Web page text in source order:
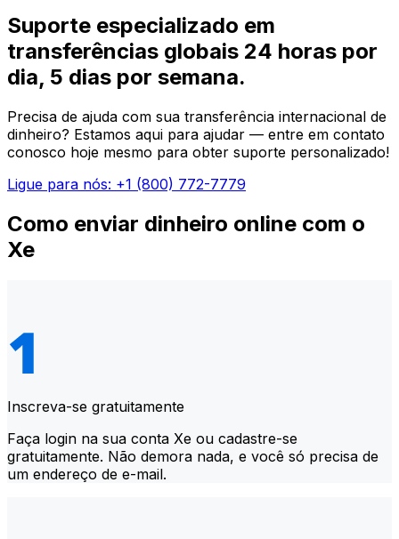
Suporte especializado em
transferências globais 24 horas por
dia, 5 dias por semana.
Precisa de ajuda com sua transferência internacional de
dinheiro? Estamos aqui para ajudar — entre em contato
conosco hoje mesmo para obter suporte personalizado!
Ligue para nós: +1 (800) 772-7779
Como enviar dinheiro online com o
Xe
Inscreva-se gratuitamente
Faça login na sua conta Xe ou cadastre-se
gratuitamente. Não demora nada, e você só precisa de
um endereço de e-mail.